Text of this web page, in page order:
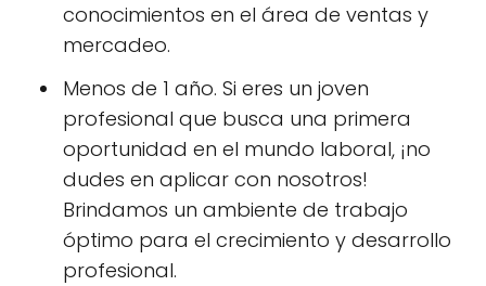
conocimientos en el área de ventas y
mercadeo.
Menos de 1 año. Si eres un joven
profesional que busca una primera
oportunidad en el mundo laboral, ¡no
dudes en aplicar con nosotros!
Brindamos un ambiente de trabajo
óptimo para el crecimiento y desarrollo
profesional.